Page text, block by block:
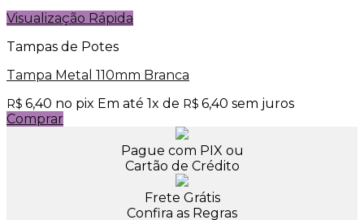
Visualização Rápida
Tampas de Potes
Tampa Metal 110mm Branca
R$ 6,40 no pix Em até 1x de R$ 6,40 sem juros
Comprar
Pague com PIX ou
Cartão de Crédito
Frete Grátis
Confira as Regras